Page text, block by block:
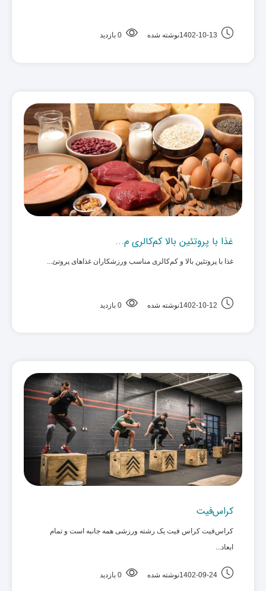
1402-10-13نوشته شده 0 بازدید
غذا با پروتئین بالا کم‌کالری م...
غذا با پروتئین بالا و کم‌کالری مناسب ورزشکاران غذاهای پروتئ... ‌
1402-10-12نوشته شده 0 بازدید
کراس‌فیت
کراس‌فیت کراس فیت یک رشته ورزشی همه جانبه است و تمام
ابعاد... ‌
1402-09-24نوشته شده 0 بازدید